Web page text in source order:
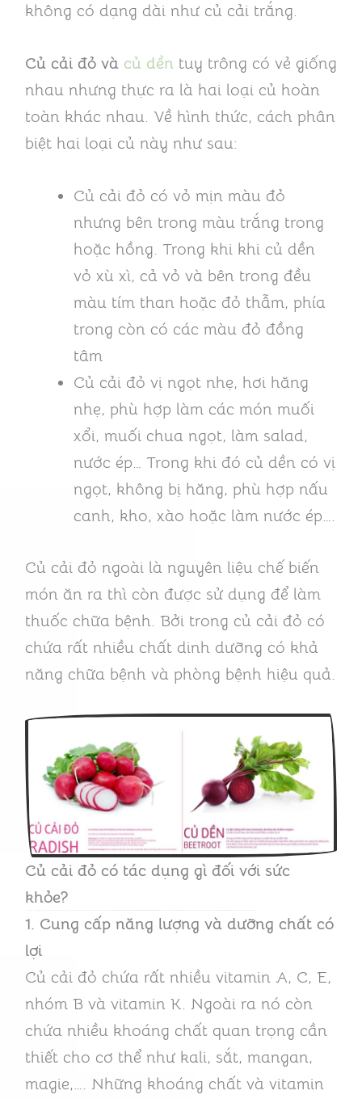
không có dạng dài như củ cải trắng.
Củ cải đỏ và củ dền tuy trông có vẻ giống
nhau nhưng thực ra là hai loại củ hoàn
toàn khác nhau. Về hình thức, cách phân
biệt hai loại củ này như sau:
Củ cải đỏ có vỏ mịn màu đỏ
nhưng bên trong màu trắng trong
hoặc hồng. Trong khi khi củ dền
vỏ xù xì, cả vỏ và bên trong đều
màu tím than hoặc đỏ thẫm, phía
trong còn có các màu đỏ đồng
tâm
Củ cải đỏ vị ngọt nhẹ, hơi hăng
nhẹ, phù hợp làm các món muối
xổi, muối chua ngọt, làm salad,
nước ép… Trong khi đó củ dền có vị
ngọt, không bị hăng, phù hợp nấu
canh, kho, xào hoặc làm nước ép….
Củ cải đỏ ngoài là nguyên liệu chế biến
món ăn ra thì còn được sử dụng để làm
thuốc chữa bệnh. Bởi trong củ cải đỏ có
chứa rất nhiều chất dinh dưỡng có khả
năng chữa bệnh và phòng bệnh hiệu quả.
Củ cải đỏ có tác dụng gì đối với sức
khỏe?
1. Cung cấp năng lượng và dưỡng chất có
lợi
Củ cải đỏ chứa rất nhiều vitamin A, C, E,
nhóm B và vitamin K. Ngoài ra nó còn
chứa nhiều khoáng chất quan trọng cần
thiết cho cơ thể như kali, sắt, mangan,
magie,…. Những khoáng chất và vitamin